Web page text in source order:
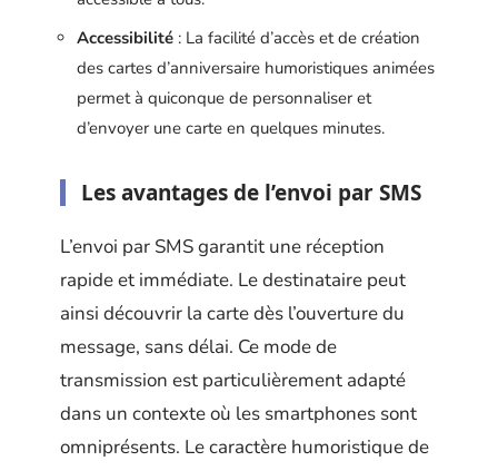
Accessibilité : La facilité d’accès et de création
des cartes d’anniversaire humoristiques animées
permet à quiconque de personnaliser et
d’envoyer une carte en quelques minutes.
Les avantages de l’envoi par SMS
L’envoi par SMS garantit une réception
rapide et immédiate. Le destinataire peut
ainsi découvrir la carte dès l’ouverture du
message, sans délai. Ce mode de
transmission est particulièrement adapté
dans un contexte où les smartphones sont
omniprésents. Le caractère humoristique de